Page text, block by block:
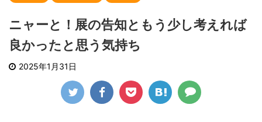
ニャーと！展の告知ともう少し考えれば
良かったと思う気持ち
2025年1月31日